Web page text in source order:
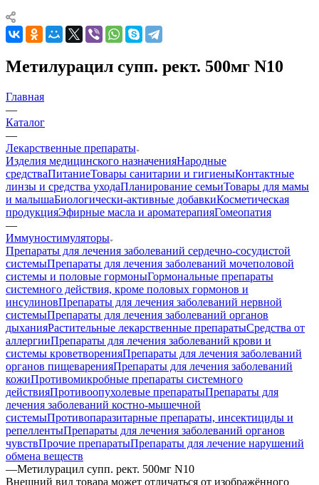
Метилурацил супп. рект. 500мг N10
Главная
—
Каталог
—
Лекарственные препараты
Изделия медицинского назначенияНародные
средстваПитаниеТовары санитарии и гигиеныКонтактные
линзы и средства уходаПланирование семьиТовары для мамы
и малышаБиологически-активные добавкиКосметическая
продукцияЭфирные масла и ароматерапияГомеопатия
—
Иммуностимуляторы
Препараты для лечения заболеваний сердечно-сосудистой
системыПрепараты для лечения заболеваний мочеполовой
системы и половые гормоныГормональные препараты
системного действия, кроме половых гормонов и
инсулиновПрепараты для лечения заболеваний нервной
системыПрепараты для лечения заболеваний органов
дыханияРастительные лекарственные препаратыСредства от
аллергииПрепараты для лечения заболеваний крови и
системы кроветворенияПрепараты для лечения заболеваний
органов пищеваренияПрепараты для лечения заболеваний
кожиПротивомикробные препараты системного
действияПротивоопухолевые препаратыПрепараты для
лечения заболеваний костно-мышечной
системыПротивопаразитарные препараты, инсектициды и
репеллентыПрепараты для лечения заболеваний органов
чувствПрочие препаратыПрепараты для лечение нарушений
обмена веществ
—Метилурацил супп. рект. 500мг N10
Bнешний вид товара может отличаться от изображённого